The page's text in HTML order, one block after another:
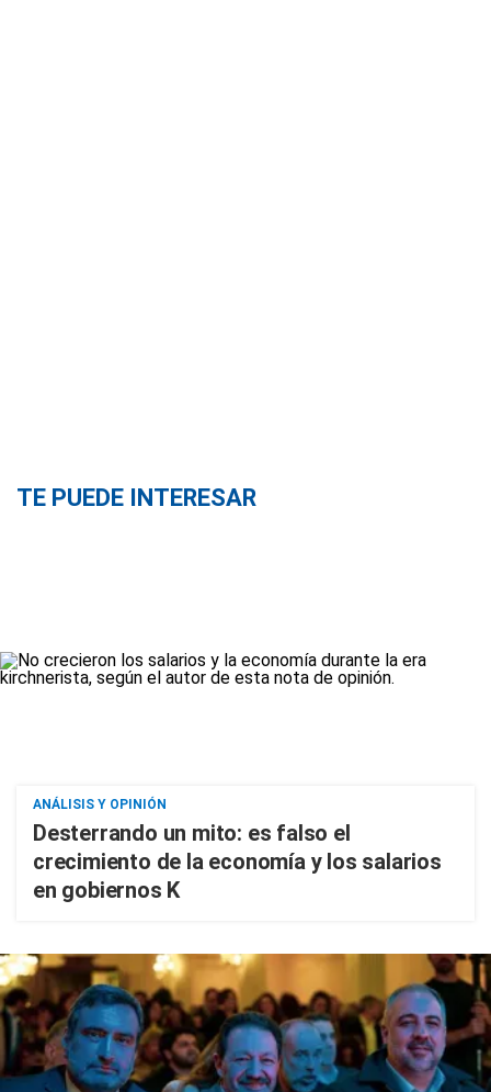
TE PUEDE INTERESAR
ANÁLISIS Y OPINIÓN
Desterrando un mito: es falso el
crecimiento de la economía y los salarios
en gobiernos K